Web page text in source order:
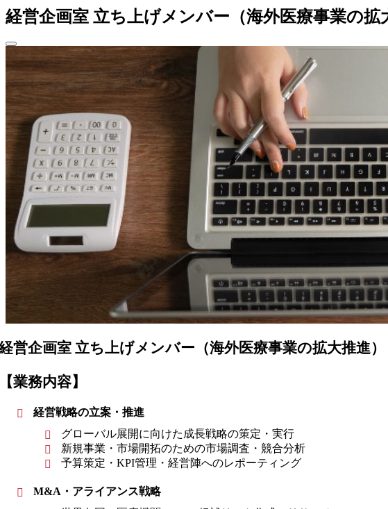
経営企画室 立ち上げメンバー（海外医療事業の
営企画室 立ち上げメンバー（海外医療事業の拡大推進
業務内容】
経営戦略の立案・推進
グローバル展開に向けた成長戦略の策定・実行
新規事業・市場開拓のための市場調査・競合分析
予算策定・KPI管理・経営陣へのレポーティング
M&A・アライアンス戦略